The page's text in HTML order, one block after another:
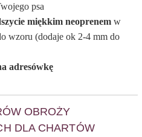
psa
miękkim neoprenem w
wzoru (dodaje ok 2-4 mm do
adresówkę
OBROŻY
DLA CHARTÓW